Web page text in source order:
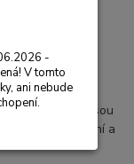
poslech. Jsou
ovládání a
-
V tomto
ani nebude